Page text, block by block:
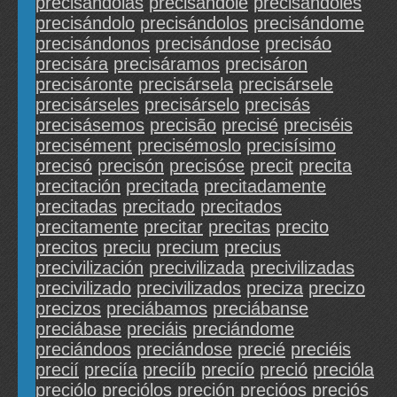
precisándolo precisándolos precisándome
precisándonos precisándose precisáo
precisára precisáramos precisáron
precisáronte precisársela precisársele
precisárseles precisárselo precisás
precisásemos precisão precisé preciséis
precisément precisémoslo precisísimo
precisó precisón precisóse precit precita
precitación precitada precitadamente
precitadas precitado precitados
precitamente precitar precitas precito
precitos preciu precium precius
precivilización precivilizada precivilizadas
precivilizado precivilizados preciza precizo
precizos preciábamos preciábanse
preciábase preciáis preciándome
preciándoos preciándose precié preciéis
precií preciía preciíb preciío preció precióla
preciólo preciólos preción precióos preciós